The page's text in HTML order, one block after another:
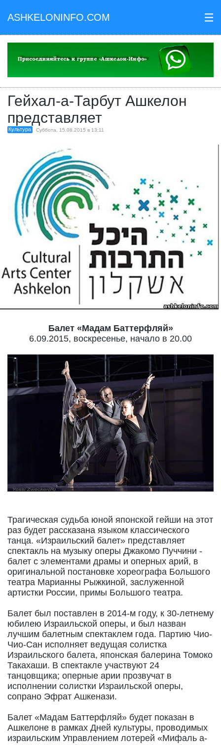
ASHKELONINFO.COM III
Гейхал-а-Тарбут Ашкелон
представляет
Культура Суббота, 15.08.2015 в 13:11
Балет «Мадам Баттерфляй»
6.09.2015, воскресенье, начало в 20.00
Трагическая судьба юной японской гейши на этот
раз будет рассказана языком классического
танца. «Израильский балет» представляет
спектакль на музыку оперы Джакомо Пуччини -
балет с элементами драмы и оперных арий, в
оригинальной постановке хореографа Большого
театра Марианны Рыжкиной, заслуженной
артистки России, примы Большого театра.
Балет был поставлен в 2014-м году, к 30-летнему
юбилею Израильской оперы, и был назван
лучшим балетным спектаклем года. Партию Чио-
Чио-Сан исполняет ведущая солистка
Израильского балета, японская балерина Томоко
Такахаши. В спектакле участвуют 24
танцовщика; оперные арии прозвучат в
исполнении солистки Израильской оперы,
сопрано Эфрат Ашкенази.
Балет «Мадам Баттерфляй» будет показан в
Ашкелоне в рамках Дней культуры, проводимых
израильским Управлением лотерей «Мифаль а-